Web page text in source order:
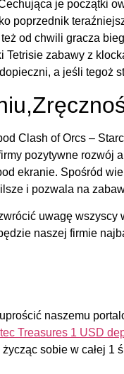
je początki
poprzednik
od chwili gracza
zabawy z
a jeśli tegoż
Clash of Orcs –
pozytywne rozwój
ekranie. Spośród
i pozwala na
uwagę
naszej firmie
naszemu
Treasures 1 USD
sobie w całej